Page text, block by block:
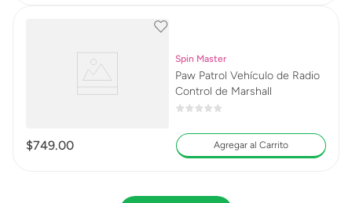
Spin Master
Paw Patrol Vehículo de Radio
Control de Marshall
$749.00 Agregar al Carrito